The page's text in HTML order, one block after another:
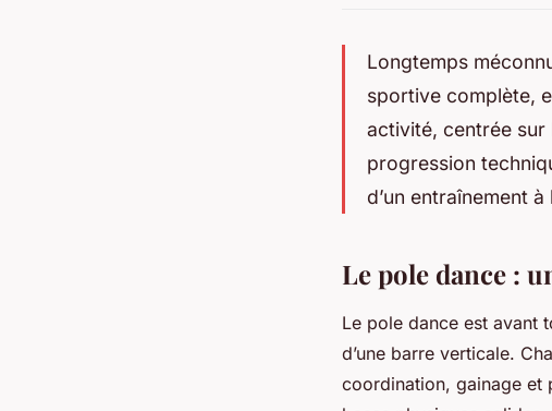
Longtemps
sportive complète,
activité, centrée sur
progression
d’un entraînement
Le pole dance :
Le pole dance est avant
d’une barre verticale.
coordination, gainage et